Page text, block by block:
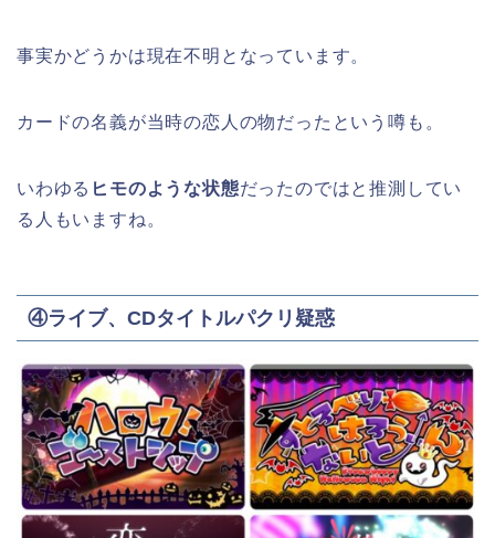
事実かどうかは現在不明となっています。
カードの名義が当時の恋人の物だったという噂も。
いわゆる ヒモのような状態だったのではと推測してい
る人もいますね。
④ライブ、CDタイトルパクリ疑惑